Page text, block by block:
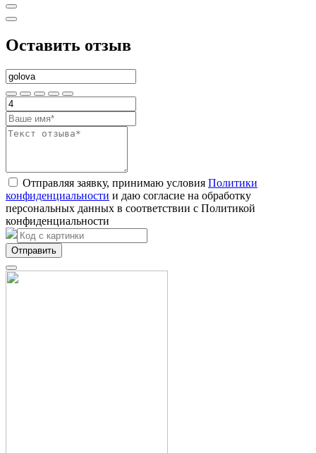
Оставить отзыв
Отправляя заявку, принимаю условия Политики
конфиденциальности и даю согласие на обработку
персональных данных в соответствии с Политикой
конфиденциальности
Отправить